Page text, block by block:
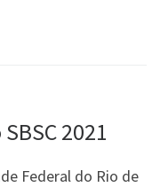
2021
Federal do Rio de